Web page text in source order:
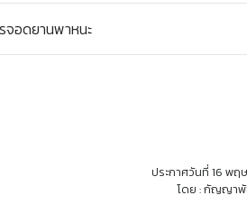
จอดยานพาหนะ
ประกาศวันที่ 16 พฤ
โดย : กัญญาพั